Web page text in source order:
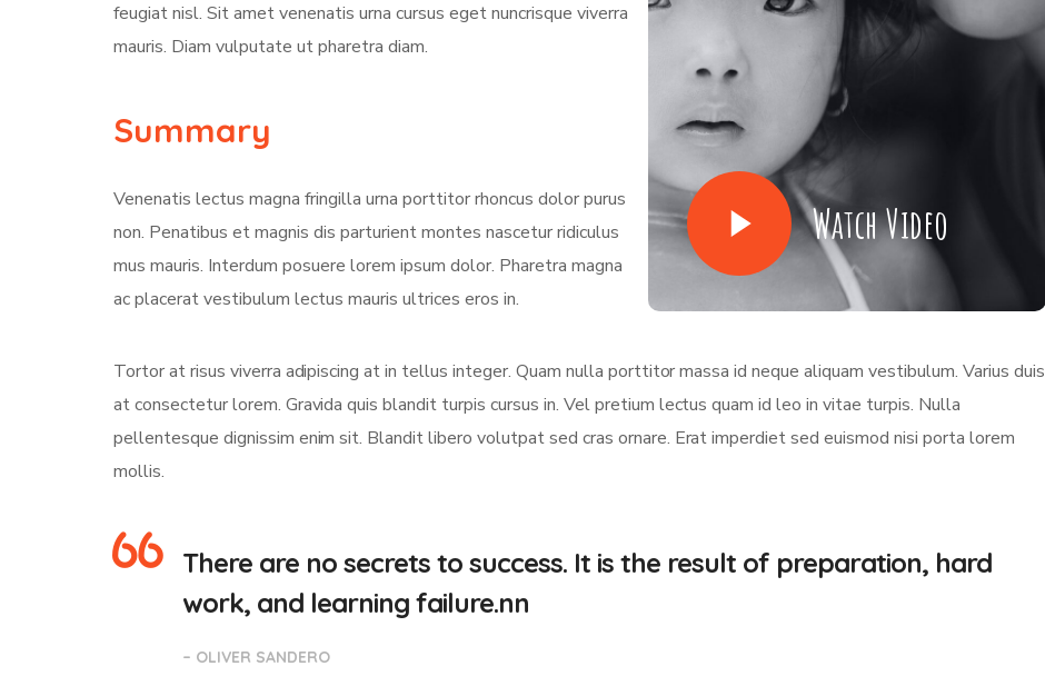
feugiat nisl. Sit amet venenatis urna cursus eget nuncrisque viverra
mauris. Diam vulputate ut pharetra diam.
Summary
Venenatis lectus magna fringilla urna porttitor rhoncus dolor purus
non. Penatibus et magnis dis parturient montes nascetur ridiculus
mus mauris. Interdum posuere lorem ipsum dolor. Pharetra magna
ac placerat vestibulum lectus mauris ultrices eros in.
Watch Video
Tortor at risus viverra adipiscing at in tellus integer. Quam nulla porttitor massa id neque aliquam vestibulum. Varius duis
at consectetur lorem. Gravida quis blandit turpis cursus in. Vel pretium lectus quam id leo in vitae turpis. Nulla
pellentesque dignissim enim sit. Blandit libero volutpat sed cras ornare. Erat imperdiet sed euismod nisi porta lorem
mollis.
There are no secrets to success. It is the result of preparation, hard
work, and learning failure.nn
– OLIVER SANDERO